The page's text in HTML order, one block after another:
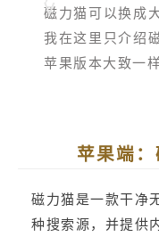
磁力猫可以换成
我在这里只介绍
苹果版本大致一
苹果端
磁力猫是一款干净
种搜索源，并提供